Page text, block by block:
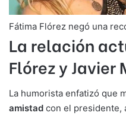
Fátima Flórez negó una
La relación
Flórez y Javier
La humorista enfatizó que
amistad con el presidente,